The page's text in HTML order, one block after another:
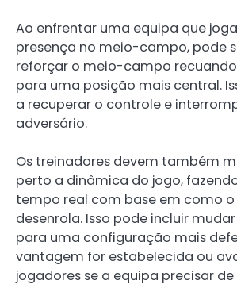
Ao enfrentar uma equipa que
presença no meio-campo, pode
reforçar o meio-campo
para uma posição mais central.
a recuperar o controle e
adversário.
Os treinadores devem também
perto a dinâmica do jogo,
tempo real com base em como o
desenrola. Isso pode incluir
para uma configuração mais
vantagem for estabelecida ou
jogadores se a equipa precisar